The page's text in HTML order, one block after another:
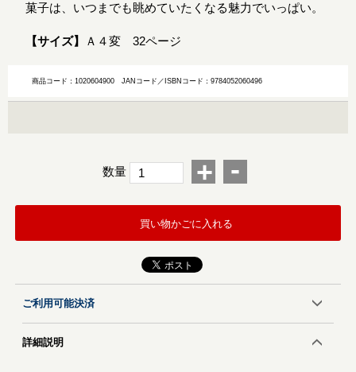
菓子は、いつまでも眺めていたくなる魅力でいっぱい。
【サイズ】 Ａ４変 32ページ
商品コード：1020604900JANコード／ISBNコード：9784052060496
数量 + -
買い物かごに入れる
ご利用可能決済
詳細説明